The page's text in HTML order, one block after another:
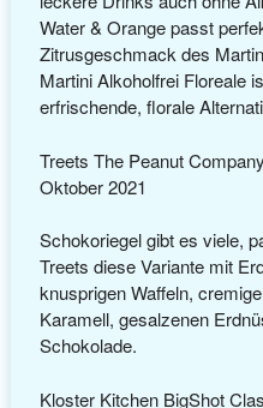
Water & Orange passt
Zitrusgeschmack des
Martini Alkoholfrei Floreale
erfrischende, florale
Treets The Peanut
Oktober 2021
Schokoriegel gibt es viele,
Treets diese Variante mit
knusprigen Waffeln,
Karamell, gesalzenen
Schokolade.
Kloster Kitchen BigShot